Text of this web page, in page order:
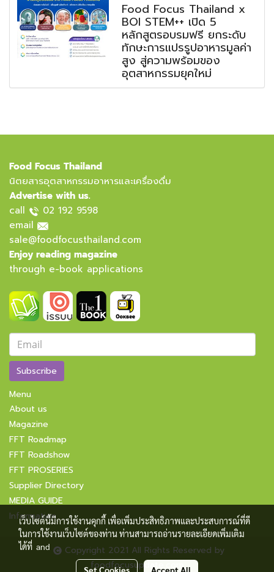
Food Focus Thailand x
BOI STEM++ เปิด 5
หลักสูตรอบรมฟรี ยกระดับ
ทักษะการแปรรูปอาหารมูลค่า
สูง สู่ความพร้อมของ
อุตสาหกรรมยุคใหม่
Food Focus Thailand
นิตยสารอุตสาหกรรมอาหารและเครื่องดื่ม
Advertise with us.
call
02 192 9598
email
sale@foodfocusthailand.com
Enjoy reading magazine
through e-book applications
Subscribe
Menu
About us
Magazine
FFT Roadmap
FFT Roadshow
FFT PROSERIES
Supplier Directory
MEDIA GUIDE
Information
Copyright 2021 All Rights Reserved by
foodfocusupdate.com
เว็บไซต์นี้มีการใช้งานคุกกี้ เพื่อเพิ่มประสิทธิภาพและประสบการณ์ที่ดี
ในการใช้งานเว็บไซต์ของท่าน ท่านสามารถอ่านรายละเอียดเพิ่มเติม
ได้ที่ and
Set Cookies Accept All